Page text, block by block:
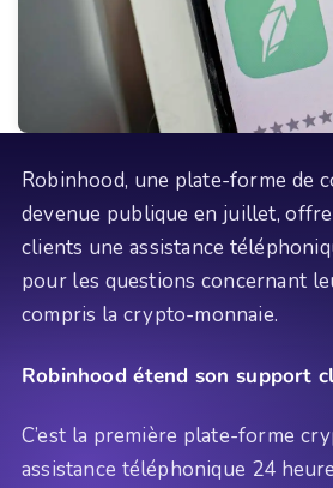
Robinhood, une plate-forme de
devenue publique en juillet,
clients une assistance
pour les questions concernant
compris la crypto-monnaie.
Robinhood étend son support
C’est la première plate-forme
assistance téléphonique 24